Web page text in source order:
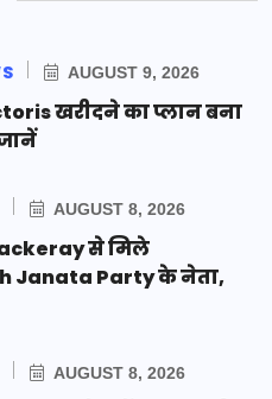
AUGUST 9, 2026
खरीदने का प्लान बना
AUGUST 8, 2026
से मिले
Janata Party के नेता,
AUGUST 8, 2026